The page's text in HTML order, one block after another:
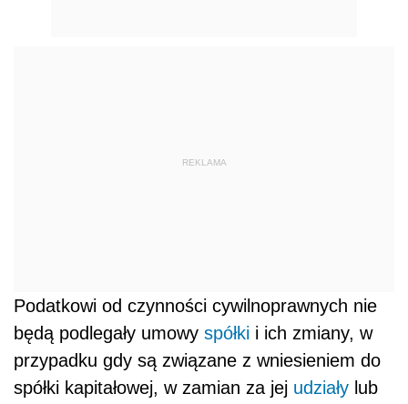
REKLAMA
Podatkowi od czynności cywilnoprawnych nie
będą podlegały umowy spółki i ich zmiany, w
przypadku gdy są związane z wniesieniem do
spółki kapitałowej, w zamian za jej udziały lub